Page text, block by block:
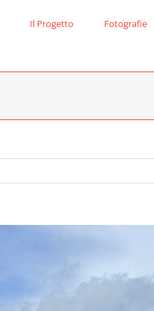
Il Progetto Fotografie